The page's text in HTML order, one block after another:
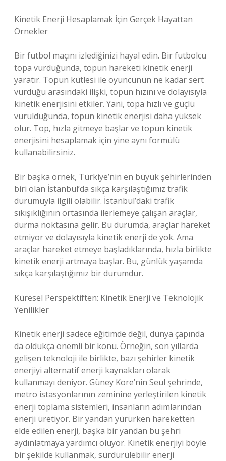
Kinetik Enerji Hesaplamak İçin Gerçek Hayattan
Örnekler
Bir futbol maçını izlediğinizi hayal edin. Bir futbolcu
topa vurduğunda, topun hareketi kinetik enerji
yaratır. Topun kütlesi ile oyuncunun ne kadar sert
vurduğu arasındaki ilişki, topun hızını ve dolayısıyla
kinetik enerjisini etkiler. Yani, topa hızlı ve güçlü
vurulduğunda, topun kinetik enerjisi daha yüksek
olur. Top, hızla gitmeye başlar ve topun kinetik
enerjisini hesaplamak için yine aynı formülü
kullanabilirsiniz.
Bir başka örnek, Türkiye’nin en büyük şehirlerinden
biri olan İstanbul’da sıkça karşılaştığımız trafik
durumuyla ilgili olabilir. İstanbul’daki trafik
sıkışıklığının ortasında ilerlemeye çalışan araçlar,
durma noktasına gelir. Bu durumda, araçlar hareket
etmiyor ve dolayısıyla kinetik enerji de yok. Ama
araçlar hareket etmeye başladıklarında, hızla birlikte
kinetik enerji artmaya başlar. Bu, günlük yaşamda
sıkça karşılaştığımız bir durumdur.
Küresel Perspektiften: Kinetik Enerji ve Teknolojik
Yenilikler
Kinetik enerji sadece eğitimde değil, dünya çapında
da oldukça önemli bir konu. Örneğin, son yıllarda
gelişen teknoloji ile birlikte, bazı şehirler kinetik
enerjiyi alternatif enerji kaynakları olarak
kullanmayı deniyor. Güney Kore’nin Seul şehrinde,
metro istasyonlarının zeminine yerleştirilen kinetik
enerji toplama sistemleri, insanların adımlarından
enerji üretiyor. Bir yandan yürürken hareketten
elde edilen enerji, başka bir yandan bu şehri
aydınlatmaya yardımcı oluyor. Kinetik enerjiyi böyle
bir şekilde kullanmak, sürdürülebilir enerji